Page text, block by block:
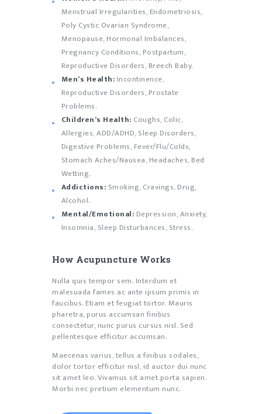
Menstrual Irregularities, Endometriosis,
Poly Cystic Ovarian Syndrome,
Menopause, Hormonal Imbalances,
Pregnancy Conditions, Postpartum,
Reproductive Disorders, Breech Baby.
Men’s Health: Incontinence,
Reproductive Disorders, Prostate
Problems.
Children’s Health: Coughs, Colic,
Allergies, ADD/ADHD, Sleep Disorders,
Digestive Problems, Fever/Flu/Colds,
Stomach Aches/Nausea, Headaches, Bed
Wetting.
Addictions: Smoking, Cravings, Drug,
Alcohol.
Mental/Emotional: Depression, Anxiety,
Insomnia, Sleep Disturbances, Stress.
How Acupuncture Works
Nulla quis tempor sem. Interdum et
malesuada fames ac ante ipsum primis in
faucibus. Etiam et feugiat tortor. Mauris
pharetra, purus accumsan finibus
consectetur, nunc purus cursus nisl. Sed
pellentesque efficitur accumsan.
Maecenas varius, tellus a finibus sodales,
dolor tortor efficitur nisl, id auctor dui nunc
sit amet leo. Vivamus sit amet porta sapien.
Morbi nec pretium elementum nunc.